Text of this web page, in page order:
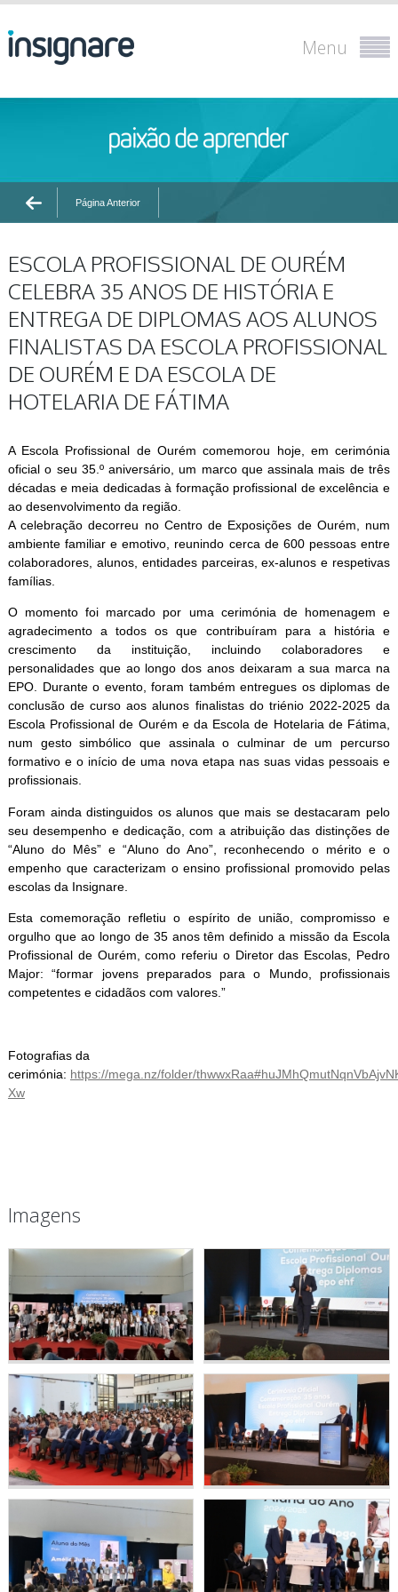
Menu
Página Anterior
ESCOLA PROFISSIONAL DE OURÉM
CELEBRA 35 ANOS DE HISTÓRIA E
ENTREGA DE DIPLOMAS AOS ALUNOS
FINALISTAS DA ESCOLA PROFISSIONAL
DE OURÉM E DA ESCOLA DE
HOTELARIA DE FÁTIMA
A Escola Profissional de Ourém comemorou hoje, em cerimónia
oficial o seu 35.º aniversário, um marco que assinala mais de três
décadas e meia dedicadas à formação profissional de excelência e
ao desenvolvimento da região.
A celebração decorreu no Centro de Exposições de Ourém, num
ambiente familiar e emotivo, reunindo cerca de 600 pessoas entre
colaboradores, alunos, entidades parceiras, ex-alunos e respetivas
famílias.
O momento foi marcado por uma cerimónia de homenagem e
agradecimento a todos os que contribuíram para a história e
crescimento da instituição, incluindo colaboradores e
personalidades que ao longo dos anos deixaram a sua marca na
EPO. Durante o evento, foram também entregues os diplomas de
conclusão de curso aos alunos finalistas do triénio 2022-2025 da
Escola Profissional de Ourém e da Escola de Hotelaria de Fátima,
num gesto simbólico que assinala o culminar de um percurso
formativo e o início de uma nova etapa nas suas vidas pessoais e
profissionais.
Foram ainda distinguidos os alunos que mais se destacaram pelo
seu desempenho e dedicação, com a atribuição das distinções de
“Aluno do Mês” e “Aluno do Ano”, reconhecendo o mérito e o
empenho que caracterizam o ensino profissional promovido pelas
escolas da Insignare.
Esta comemoração refletiu o espírito de união, compromisso e
orgulho que ao longo de 35 anos têm definido a missão da Escola
Profissional de Ourém, como referiu o Diretor das Escolas, Pedro
Major: “formar jovens preparados para o Mundo, profissionais
competentes e cidadãos com valores.”
Fotografias da
cerimónia: https://mega.nz/folder/
Xw
Imagens